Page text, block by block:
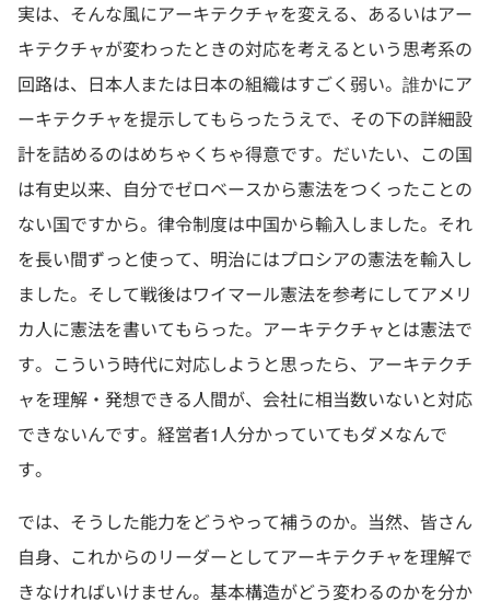
実は、そんな風にアーキテクチャを変える、あるいはアー
キテクチャが変わったときの対応を考えるという思考系の
回路は、日本人または日本の組織はすごく弱い。誰かにア
ーキテクチャを提示してもらったうえで、その下の詳細設
計を詰めるのはめちゃくちゃ得意です。だいたい、この国
は有史以来、自分でゼロベースから憲法をつくったことの
ない国ですから。律令制度は中国から輸入しました。それ
を長い間ずっと使って、明治にはプロシアの憲法を輸入し
ました。そして戦後はワイマール憲法を参考にしてアメリ
カ人に憲法を書いてもらった。アーキテクチャとは憲法で
す。こういう時代に対応しようと思ったら、アーキテクチ
ャを理解・発想できる人間が、会社に相当数いないと対応
できないんです。経営者1人分かっていてもダメなんで
す。
では、そうした能力をどうやって補うのか。当然、皆さん
自身、これからのリーダーとしてアーキテクチャを理解で
きなければいけません。基本構造がどう変わるのかを分か